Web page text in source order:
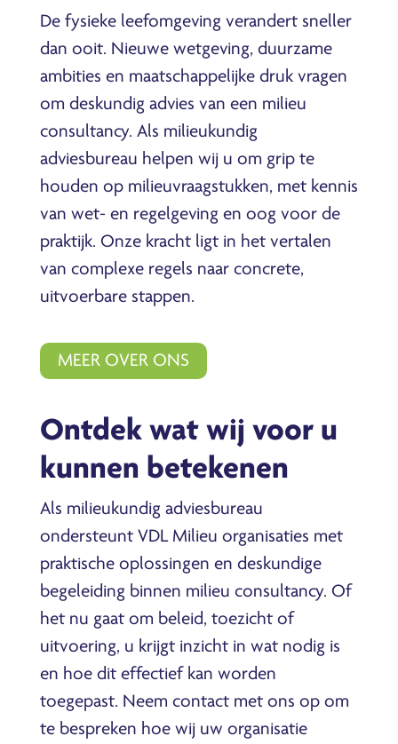
De fysieke leefomgeving verandert sneller
dan ooit. Nieuwe wetgeving, duurzame
ambities en maatschappelijke druk vragen
om deskundig advies van een milieu
consultancy. Als milieukundig
adviesbureau helpen wij u om grip te
houden op milieuvraagstukken, met kennis
van wet- en regelgeving en oog voor de
praktijk. Onze kracht ligt in het vertalen
van complexe regels naar concrete,
uitvoerbare stappen.
MEER OVER ONS
Ontdek wat wij voor u
kunnen betekenen
Als milieukundig adviesbureau
ondersteunt VDL Milieu organisaties met
praktische oplossingen en deskundige
begeleiding binnen milieu consultancy. Of
het nu gaat om beleid, toezicht of
uitvoering, u krijgt inzicht in wat nodig is
en hoe dit effectief kan worden
toegepast. Neem contact met ons op om
te bespreken hoe wij uw organisatie